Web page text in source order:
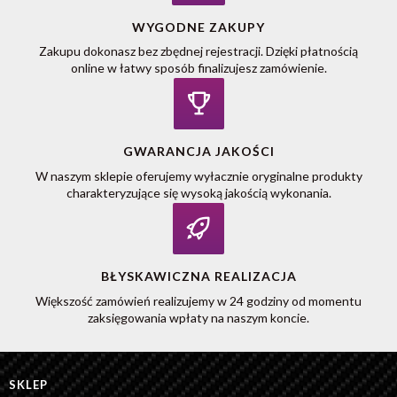
WYGODNE ZAKUPY
Zakupu dokonasz bez zbędnej rejestracji. Dzięki płatnością
online w łatwy sposób finalizujesz zamówienie.
GWARANCJA JAKOŚCI
W naszym sklepie oferujemy wyłacznie oryginalne produkty
charakteryzujące się wysoką jakością wykonania.
BŁYSKAWICZNA REALIZACJA
Większość zamówień realizujemy w 24 godziny od momentu
zaksięgowania wpłaty na naszym koncie.
SKLEP